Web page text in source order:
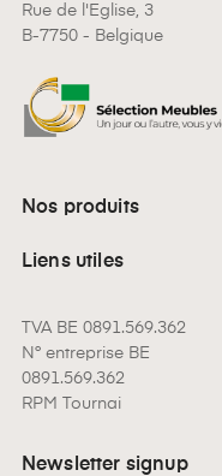
Rue de l'Eglise, 3
B-7750 - Belgique
Nos produits
Liens utiles
TVA BE 0891.569.362
N° entreprise BE
0891.569.362
RPM Tournai
Newsletter signup